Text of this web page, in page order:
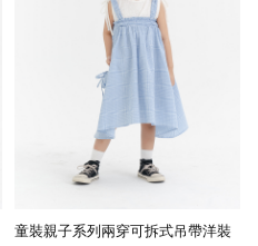
童裝親子系列兩穿可拆式吊帶洋裝